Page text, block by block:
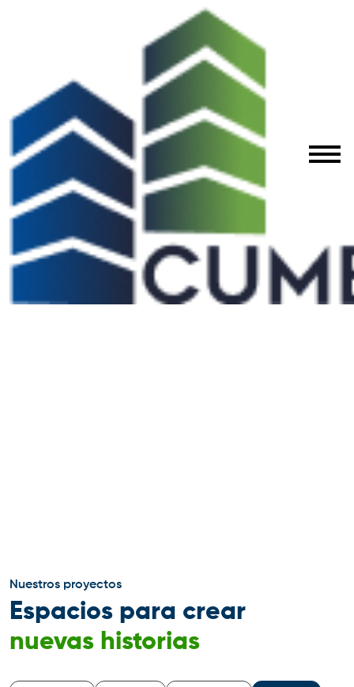
Nuestros proyectos
Espacios para crear
nuevas historias